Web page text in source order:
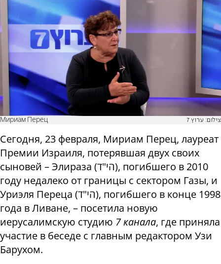
Мириам Перец צילום: ערוץ 7
Сегодня, 23 февраля, Мириам Перец, лауреат
Премии Израиля, потерявшая двух своих
сыновей – Элираза (הי"ד), погибшего в 2010
году недалеко от границы с сектором Газы, и
Уриэля Переца (הי"ד), погибшего в конце 1998
года в Ливане, – посетила новую
иерусалимскую студию 7 канала, где приняла
участие в беседе с главным редактором Узи
Барухом.